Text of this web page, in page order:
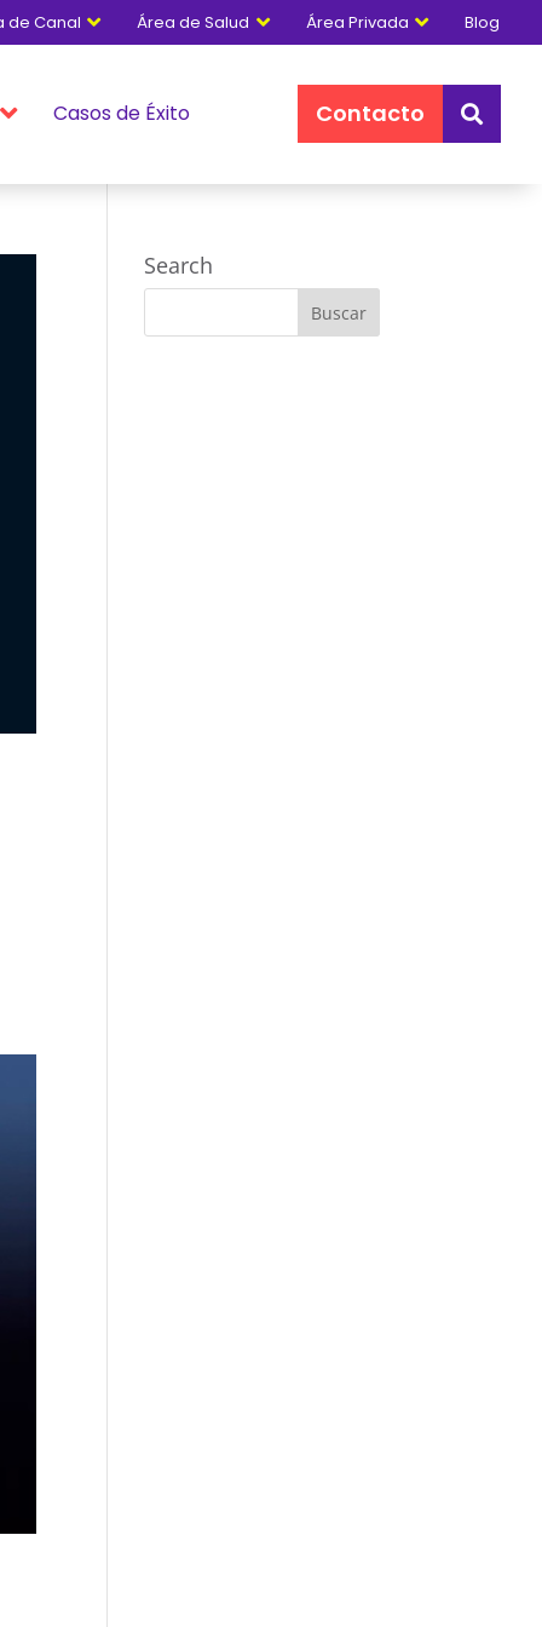

de Canal 
Área de Salud 
Área Privada Blog
 Casos de Éxito Contacto 
Search